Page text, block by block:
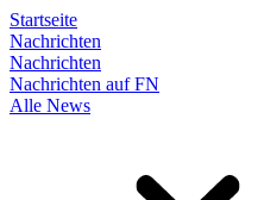
Startseite
Nachrichten
Nachrichten
Nachrichten auf FN
Alle News